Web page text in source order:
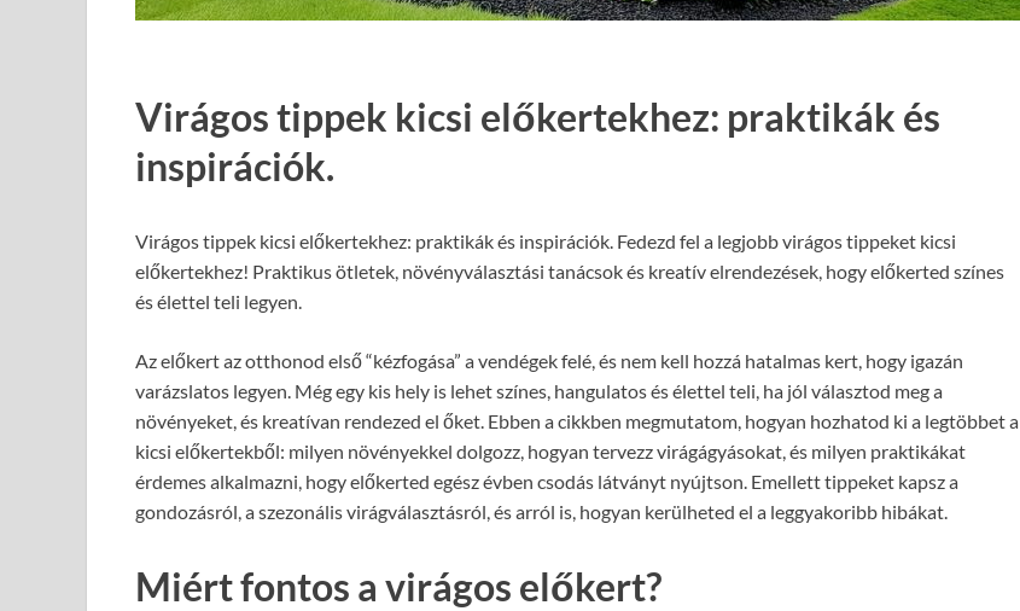
Virágos tippek kicsi előkertekhez: praktikák és
inspirációk.
Virágos tippek kicsi előkertekhez: praktikák és inspirációk. Fedezd fel a legjobb virágos tippeket kicsi
előkertekhez! Praktikus ötletek, növényválasztási tanácsok és kreatív elrendezések, hogy előkerted színes
és élettel teli legyen.
Az előkert az otthonod első “kézfogása” a vendégek felé, és nem kell hozzá hatalmas kert, hogy igazán
varázslatos legyen. Még egy kis hely is lehet színes, hangulatos és élettel teli, ha jól választod meg a
növényeket, és kreatívan rendezed el őket. Ebben a cikkben megmutatom, hogyan hozhatod ki a legtöbbet a
kicsi előkertekből: milyen növényekkel dolgozz, hogyan tervezz virágágyásokat, és milyen praktikákat
érdemes alkalmazni, hogy előkerted egész évben csodás látványt nyújtson. Emellett tippeket kapsz a
gondozásról, a szezonális virágválasztásról, és arról is, hogyan kerülheted el a leggyakoribb hibákat.
Miért fontos a virágos előkert?